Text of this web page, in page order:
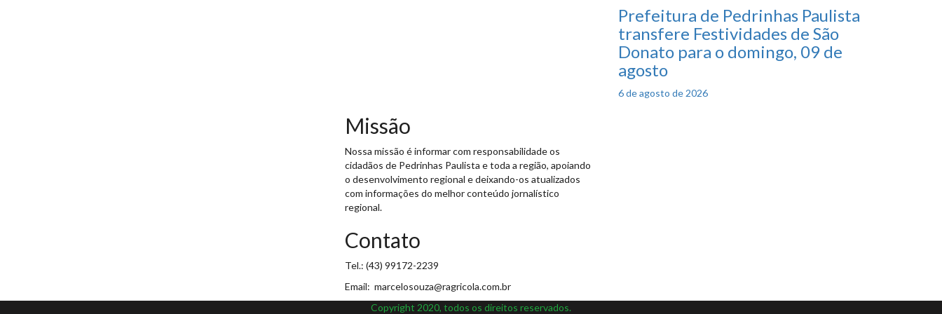
Prefeitura de Pedrinhas Paulista
transfere Festividades de São
Donato para o domingo, 09 de
agosto
Posted
6 de agosto de 2026
Missão
Nossa missão é informar com responsabilidade os
cidadãos de Pedrinhas Paulista e toda a região, apoiando
o desenvolvimento regional e deixando-os atualizados
com informações do melhor conteúdo jornalístico
regional.
Contato
Tel.: (43) 99172-2239
Email: marcelosouza@ragricola.com.br
Copyright 2020, todos os direitos reservados.